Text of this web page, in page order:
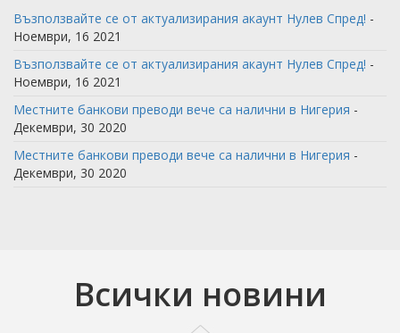
Възползвайте се от актуализирания акаунт Нулев Спред! -
Ноември, 16 2021
Възползвайте се от актуализирания акаунт Нулев Спред! -
Ноември, 16 2021
Местните банкови преводи вече са налични в Нигерия -
Декември, 30 2020
Местните банкови преводи вече са налични в Нигерия -
Декември, 30 2020
Всички новини